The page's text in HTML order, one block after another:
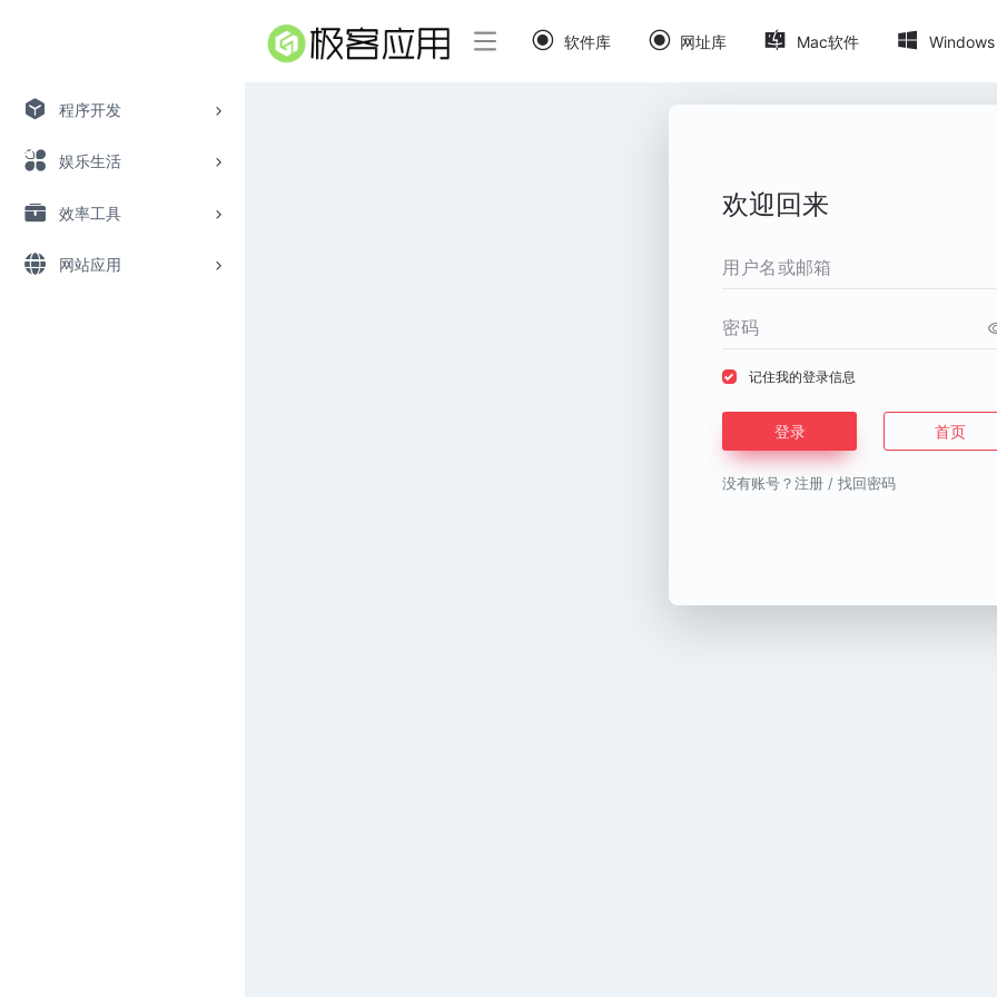
程序开发
娱乐生活
效率工具
网站应用
软件库 网址库 Mac软件 Windows
欢迎回来
记住我的登录信息
登录 首页
没有账号？注册 /找回密码